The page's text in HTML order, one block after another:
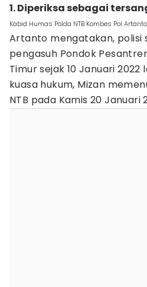
1. Diperiksa sebagai
Kabid Humas Polda NTB Kombes Pol
Artanto mengatakan, polisi
pengasuh Pondok
Timur sejak 10 Januari 2022
kuasa hukum, Mizan
NTB pada Kamis 20 Januari